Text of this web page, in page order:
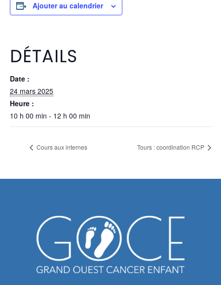
Ajouter au calendrier
DÉTAILS
Date :
24 mars 2025
Heure :
10 h 00 min - 12 h 00 min
Cours aux internes Tours : coordination RCP